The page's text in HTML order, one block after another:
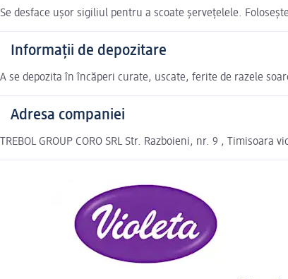
Se desface ușor sigiliul pentru a scoate șervețelele.
Informații de depozitare
A se depozita în încăperi curate, uscate, ferite de razele
Adresa companiei
TREBOL GROUP CORO SRL Str. Razboieni, nr. 9 , Timisoara